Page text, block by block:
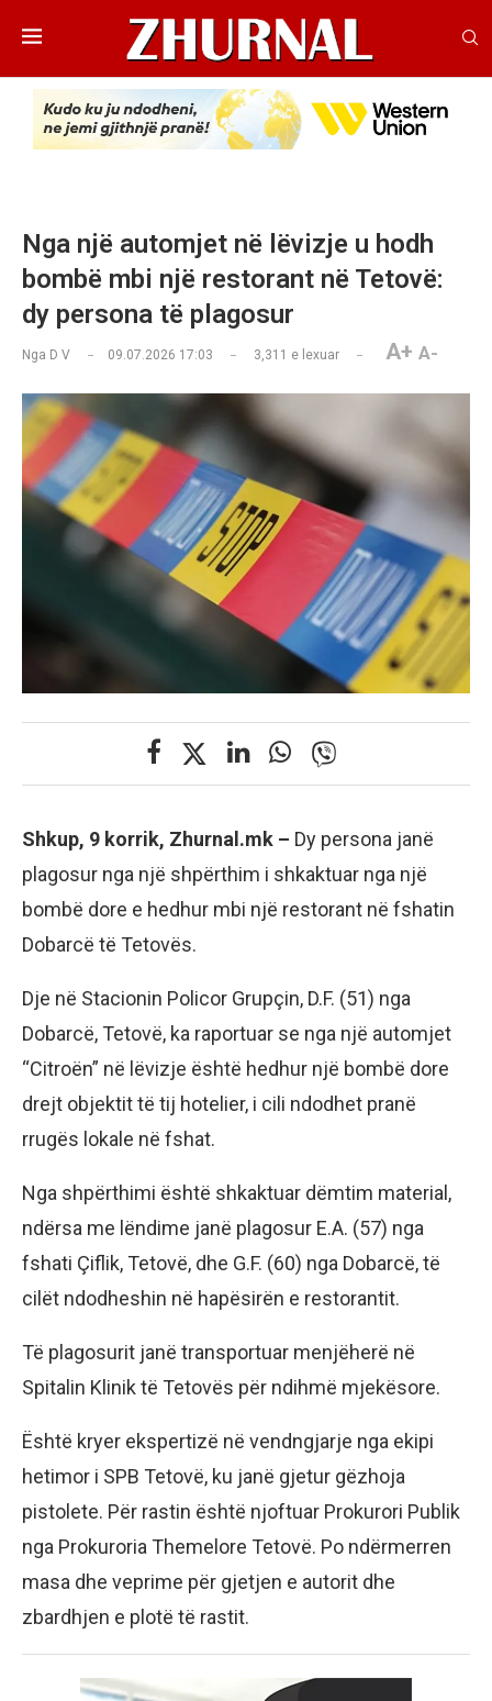
Nga një automjet në lëvizje u hodh
bombë mbi një restorant në Tetovë:
dy persona të plagosur
Nga D V 09.07.2026 17:03 3,311 e lexuar A+ A-
Shkup, 9 korrik, Zhurnal.mk – Dy persona janë
plagosur nga një shpërthim i shkaktuar nga një
bombë dore e hedhur mbi një restorant në fshatin
Dobarcë të Tetovës.
Dje në Stacionin Policor Grupçin, D.F. (51) nga
Dobarcë, Tetovë, ka raportuar se nga një automjet
“Citroën” në lëvizje është hedhur një bombë dore
drejt objektit të tij hotelier, i cili ndodhet pranë
rrugës lokale në fshat.
Nga shpërthimi është shkaktuar dëmtim material,
ndërsa me lëndime janë plagosur E.A. (57) nga
fshati Çiflik, Tetovë, dhe G.F. (60) nga Dobarcë, të
cilët ndodheshin në hapësirën e restorantit.
Të plagosurit janë transportuar menjëherë në
Spitalin Klinik të Tetovës për ndihmë mjekësore.
Është kryer ekspertizë në vendngjarje nga ekipi
hetimor i SPB Tetovë, ku janë gjetur gëzhoja
pistolete. Për rastin është njoftuar Prokurori Publik
nga Prokuroria Themelore Tetovë. Po ndërmerren
masa dhe veprime për gjetjen e autorit dhe
zbardhjen e plotë të rastit.